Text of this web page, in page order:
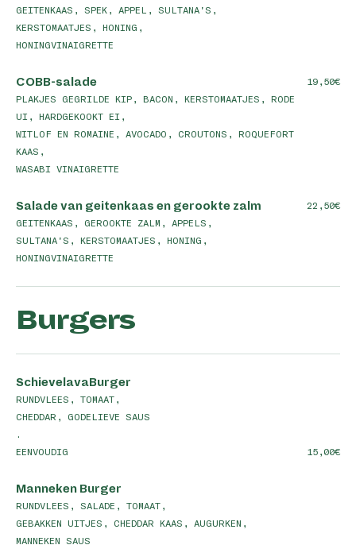
GEITENKAAS, SPEK, APPEL, SULTANA'S,
KERSTOMAATJES, HONING,
HONINGVINAIGRETTE
COBB-salade
PLAKJES GEGRILDE KIP, BACON, KERSTOMAATJES, RODE
UI, HARDGEKOOKT EI,
WITLOF EN ROMAINE, AVOCADO, CROUTONS, ROQUEFORT
KAAS,
WASABI VINAIGRETTE
19,50
Salade van geitenkaas en gerookte zalm
GEITENKAAS, GEROOKTE ZALM, APPELS,
SULTANA'S, KERSTOMAATJES, HONING,
HONINGVINAIGRETTE
22,50
Burgers
SchievelavaBurger
RUNDVLEES, TOMAAT,
CHEDDAR, GODELIEVE SAUS
.
EENVOUDIG
15,00
Manneken Burger
RUNDVLEES, SALADE, TOMAAT,
GEBAKKEN UITJES, CHEDDAR KAAS, AUGURKEN,
MANNEKEN SAUS